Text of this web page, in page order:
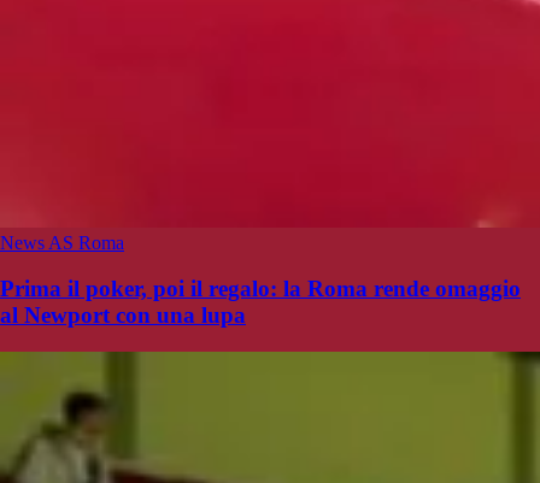
News AS Roma
Prima il poker, poi il regalo: la Roma rende omaggio
al Newport con una lupa